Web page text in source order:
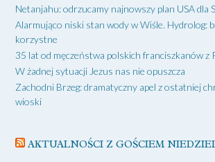
Netanjahu: odrzucamy najnowszy plan USA dla
Alarmująco niski stan wody w Wiśle. Hydrolog:
korzystne
35 lat od męczeństwa polskich franciszkanów z
W żadnej sytuacji Jezus nas nie opuszcza
Zachodni Brzeg: dramatyczny apel z ostatniej
wioski
AKTUALNOŚCI Z GOŚCIEM